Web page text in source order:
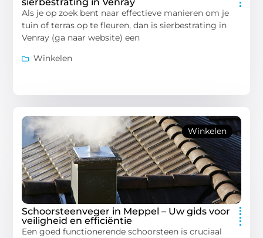
Als je op zoek bent naar effectieve manieren om je
tuin of terras op te fleuren, dan is sierbestrating in
Venray (ga naar website) een
Winkelen
Winkelen
Schoorsteenveger in Meppel – Uw gids voor
veiligheid en efficiëntie
Een goed functionerende schoorsteen is cruciaal